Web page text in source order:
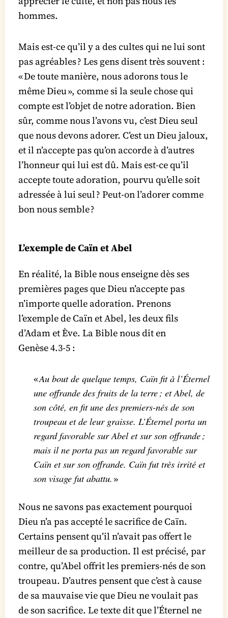
hommes.
Mais est-ce qu’il y a des cultes qui ne lui sont
pas agréables ? Les gens disent très souvent :
« De toute manière, nous adorons tous le
même Dieu », comme si la seule chose qui
compte est l’objet de notre adoration. Bien
sûr, comme nous l’avons vu, c’est Dieu seul
que nous devons adorer. C’est un Dieu jaloux,
et il n’accepte pas qu’on accorde à d’autres
l’honneur qui lui est dû. Mais est-ce qu’il
accepte toute adoration, pourvu qu’elle soit
adressée à lui seul ? Peut-on l’adorer comme
bon nous semble ?
L’exemple de Caïn et Abel
En réalité, la Bible nous enseigne dès ses
premières pages que Dieu n’accepte pas
n’importe quelle adoration. Prenons
l’exemple de Caïn et Abel, les deux fils
d’Adam et Ève. La Bible nous dit en
Genèse 4.3-5 :
«Au bout de quelque temps, Caïn fit à l’Éternel
une offrande des fruits de la terre ; et Abel, de
son côté, en fit une des premiers-nés de son
troupeau et de leur graisse. L’Éternel porta un
regard favorable sur Abel et sur son offrande ;
mais il ne porta pas un regard favorable sur
Caïn et sur son offrande. Caïn fut très irrité et
son visage fut abattu.»
Nous ne savons pas exactement pourquoi
Dieu n’a pas accepté le sacrifice de Caïn.
Certains pensent qu’il n’avait pas offert le
meilleur de sa production. Il est précisé, par
contre, qu’Abel offrit les premiers-nés de son
troupeau. D’autres pensent que c’est à cause
de sa mauvaise vie que Dieu ne voulait pas
de son sacrifice. Le texte dit que l’Éternel ne